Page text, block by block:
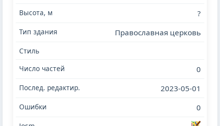
?
Православная церковь
0
2023-05-01
0